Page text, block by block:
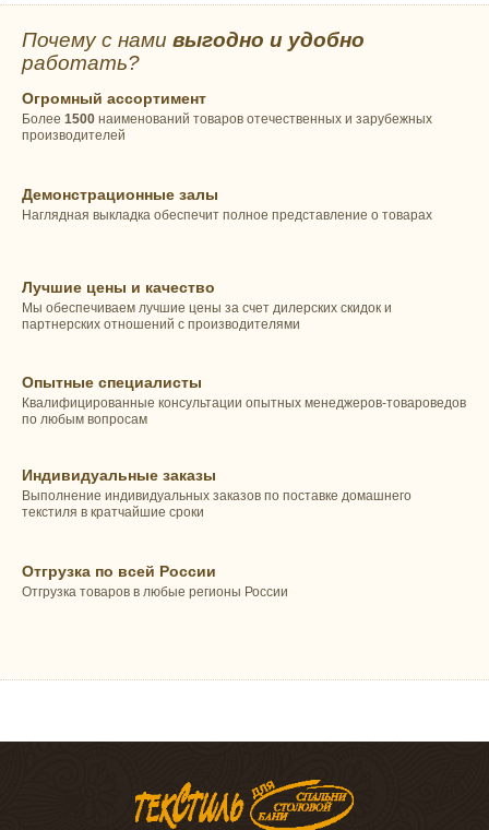
Почему с нами выгодно и удобно
работать?
Огромный ассортимент
Более 1500 наименований товаров отечественных и зарубежных
производителей
Демонстрационные залы
Наглядная выкладка обеспечит полное представление о товарах
Лучшие цены и качество
Мы обеспечиваем лучшие цены за счет дилерских скидок и
партнерских отношений с производителями
Опытные специалисты
Квалифицированные консультации опытных менеджеров-товароведов
по любым вопросам
Индивидуальные заказы
Выполнение индивидуальных заказов по поставке домашнего
текстиля в кратчайшие сроки
Отгрузка по всей России
Отгрузка товаров в любые регионы России